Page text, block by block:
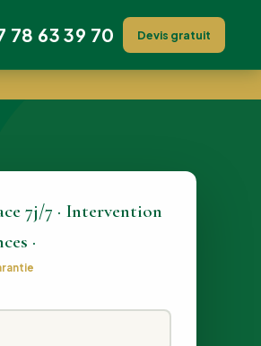
78 63 39 70 Devis gratuit
7j/7 · Intervention
·